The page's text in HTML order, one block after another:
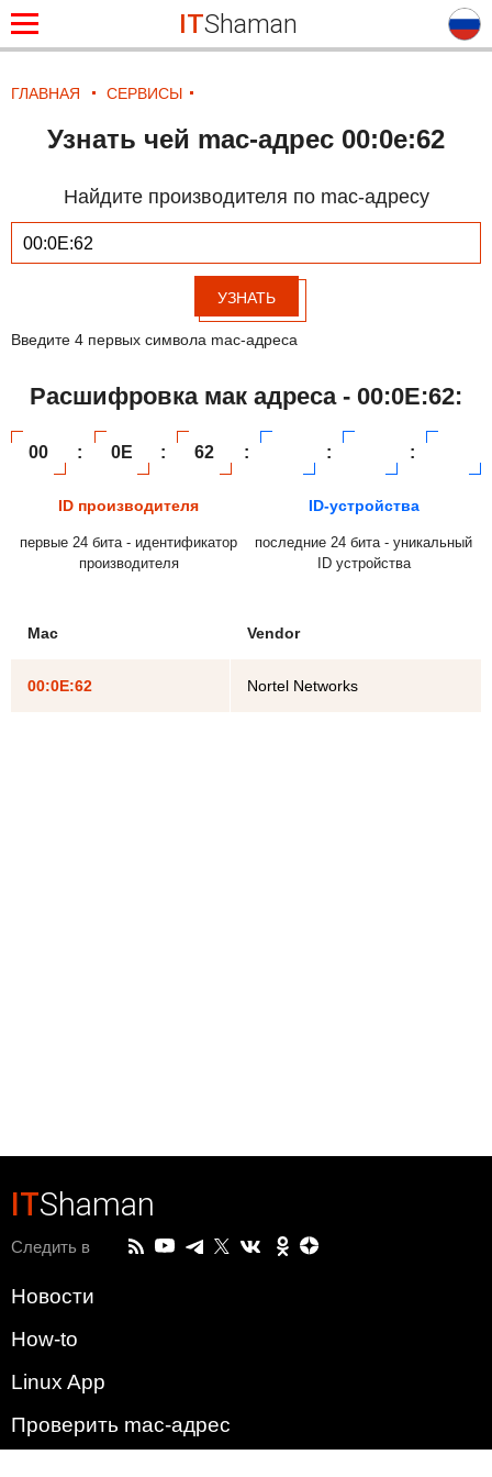
ITShaman
ГЛАВНАЯ СЕРВИСЫ
Узнать чей mac-адрес 00:0e:62
Найдите производителя по mac-адресу
УЗНАТЬ
Введите 4 первых символа mac-адреса
Расшифровка мак адреса - 00:0E:62:
00 : 0E : 62 : : :
ID производителя
первые 24 бита - идентификатор
производителя
ID-устройства
последние 24 бита - уникальный
ID устройства
Mac Vendor
00:0E:62 Nortel Networks
ITShaman
Следить в
Новости
How-to
Linux App
Проверить mac-адрес